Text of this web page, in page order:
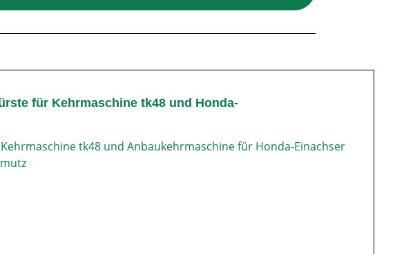
für Kehrmaschine tk48 und Honda-
tk48 und Anbaukehrmaschine für Honda-Einachser